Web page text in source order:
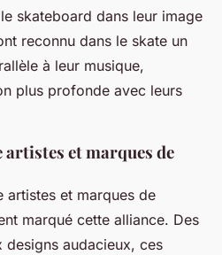
skateboard dans leur image
reconnu dans le skate un
à leur musique,
plus profonde avec leurs
et marques de
artistes et marques de
marqué cette alliance. Des
designs audacieux, ces